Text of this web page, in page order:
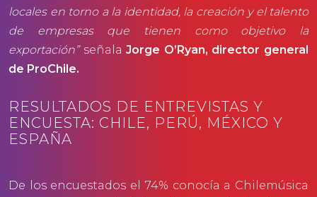
locales en torno a la identidad, la creación y el talento
de empresas que tienen como objetivo la
exportación”señalaJorge O’Ryan, director general
de ProChile.
RESULTADOS DE ENTREVISTAS Y
ENCUESTA: CHILE, PERÚ, MÉXICO Y
ESPAÑA
De los encuestados el 74% conocía a Chilemúsica